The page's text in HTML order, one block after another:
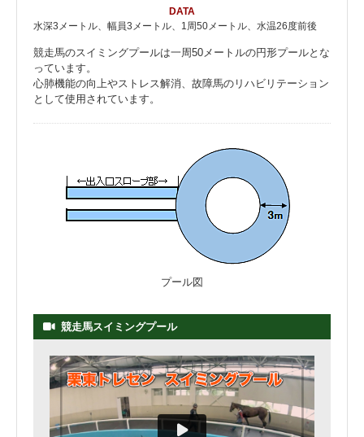
DATA
水深3メートル、幅員3メートル、1周50メートル、水温26度前後
競走馬のスイミングプールは一周50メートルの円形プールとな
っています。
心肺機能の向上やストレス解消、故障馬のリハビリテーション
として使用されています。
プール図
競走馬スイミングプール